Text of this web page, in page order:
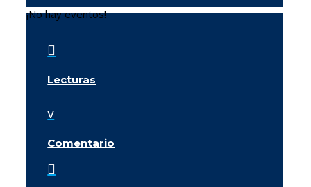
¡No hay eventos!

Lecturas
v
Comentario
